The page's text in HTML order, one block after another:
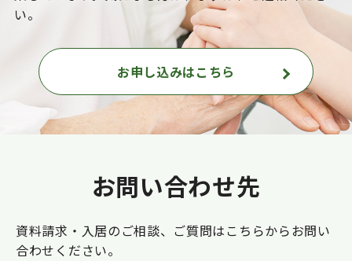
い。
お申し込みはこちら
お問い合わせ先
資料請求・入居のご相談、ご質問はこちらからお問い
合わせください。